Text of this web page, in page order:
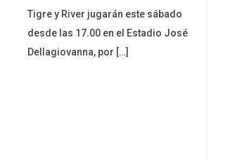
Tigre y River jugarán este sábado
desde las 17.00 en el Estadio José
Dellagiovanna, por […]